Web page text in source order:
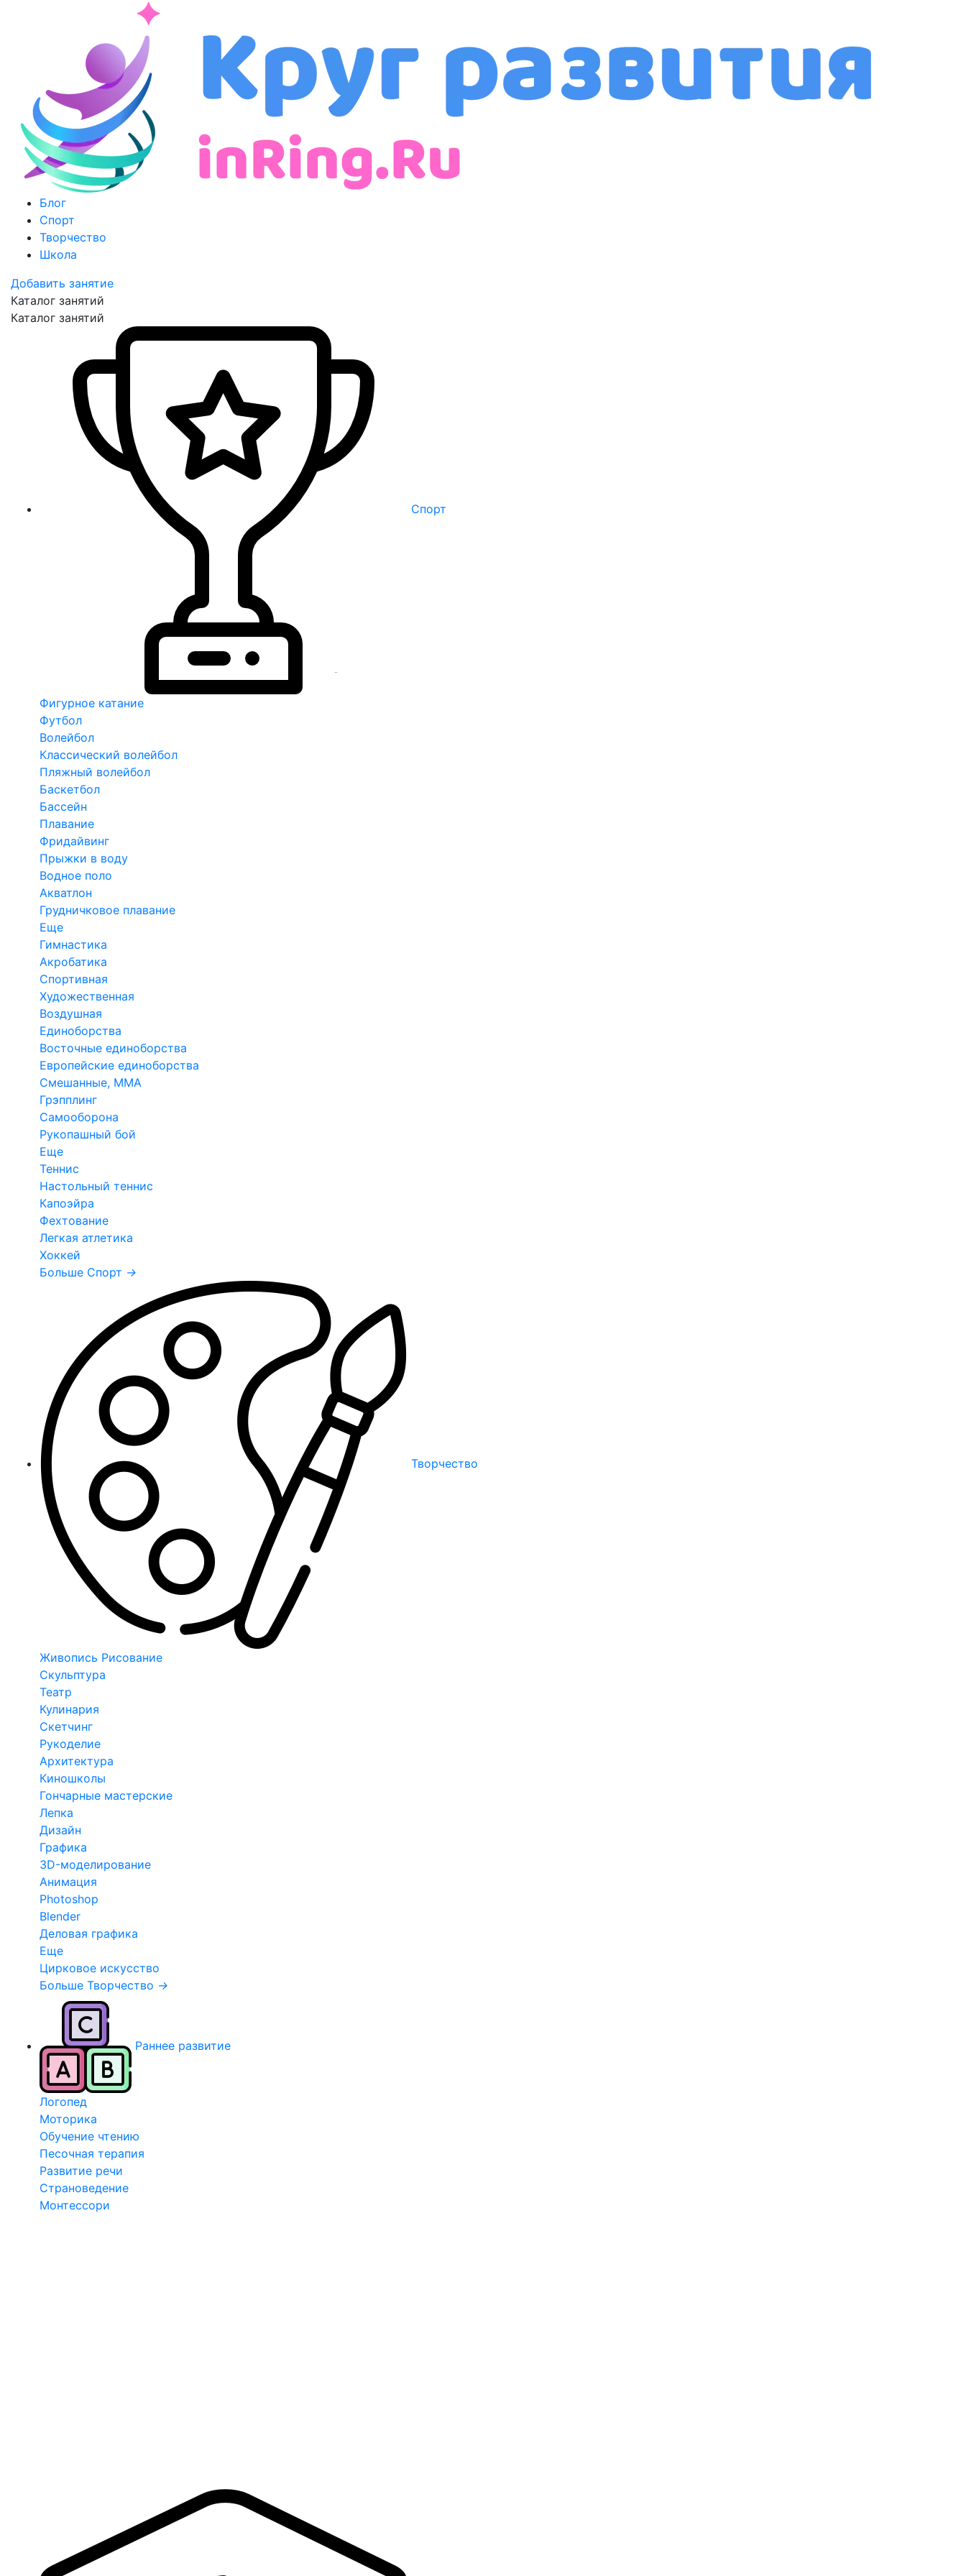
Блог
Спорт
Творчество
Школа
Добавить занятие
Каталог занятий
Каталог занятий
Спорт
Фигурное катание
Футбол
Волейбол
Классический волейбол
Пляжный волейбол
Баскетбол
Бассейн
Плавание
Фридайвинг
Прыжки в воду
Водное поло
Акватлон
Грудничковое плавание
Еще
Гимнастика
Акробатика
Спортивная
Художественная
Воздушная
Единоборства
Восточные единоборства
Европейские единоборства
Смешанные, ММА
Грэпплинг
Самооборона
Рукопашный бой
Еще
Теннис
Настольный теннис
Капоэйра
Фехтование
Легкая атлетика
Хоккей
Больше Спорт →
Творчество
Живопись Рисование
Скульптура
Театр
Кулинария
Скетчинг
Рукоделие
Архитектура
Киношколы
Гончарные мастерские
Лепка
Дизайн
Графика
3D-моделирование
Анимация
Photoshop
Blender
Деловая графика
Еще
Цирковое искусство
Больше Творчество →
Раннее развитие
Логопед
Моторика
Обучение чтению
Песочная терапия
Развитие речи
Страноведение
Монтессори